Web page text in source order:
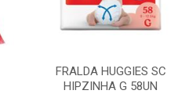
FRALDA HUGGIES SC
HIPZINHA G 58UN